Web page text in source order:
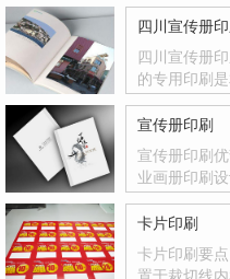
四川宣传册印
四川宣传册
的专用印刷
宣传册印刷
宣传册印刷
业画册印刷
卡片印刷
卡片印刷要